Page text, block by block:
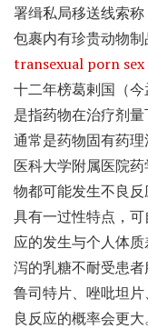
署缉私局移送线索
包裹内有珍贵动物制
transexual porn sex
十二年榜葛剌国（今
是指药物在治疗剂
通常是药物固有药
医科大学附属医院
物都可能发生不良
具有一过性特点，
应的发生与个人体
泻的乳糖不耐受患
鲁司特片、唑吡坦
良反应的概率会更